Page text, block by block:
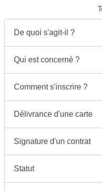
De quoi s'agit-il ?
Qui est concerné ?
Comment s'inscrire ?
Délivrance d'une carte
Signature d'un contrat
Statut